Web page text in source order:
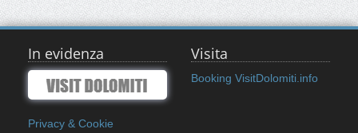
In evidenza
Privacy & Cookie
Visita
Booking VisitDolomiti.info